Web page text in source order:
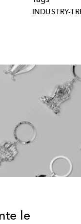
INDUSTRY-
le